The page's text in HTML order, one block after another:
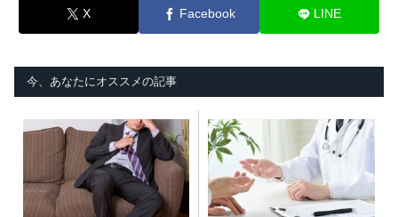
X Facebook LINE
今、あなたにオススメの記事